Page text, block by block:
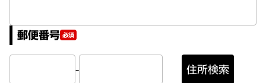
郵便番号 必須
-
住所検索